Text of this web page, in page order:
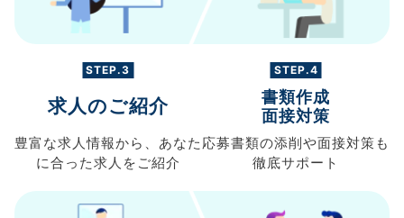
STEP.3
求人のご紹介
豊富な求人情報から、 あなた
に合った求人を ご紹介
STEP.4
書類作成
面接対策
応募書類の添削や面接対策も
徹底サポート